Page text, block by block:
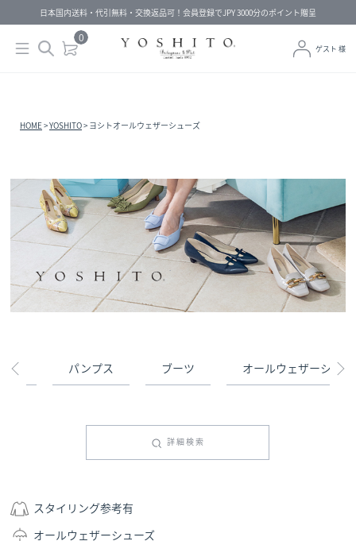
日本国内送料・代引無料・交換返品可！会員登録でJPY 3000分のポイント贈呈
0
ゲスト 様
HOME YOSHITO ヨシトオールウェザーシューズ
ス パンプス ブーツ オールウェザーシュー
詳細検索
スタイリング参考有
オールウェザーシューズ